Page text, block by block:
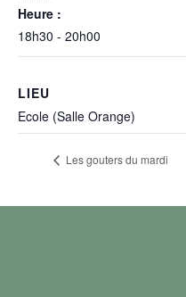
Heure :
18h30 - 20h00
LIEU
Ecole (Salle Orange)
Les gouters du mardi